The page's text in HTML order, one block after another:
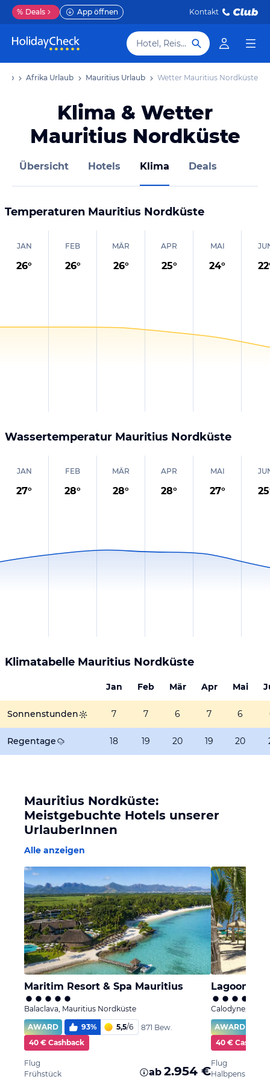
% Deals App öffnen Kontakt
Hotel, Reiseziel
Afrika Urlaub Mauritius Urlaub Wetter Mauritius Nordküste
Klima & Wetter
Mauritius Nordküste
Übersicht Hotels Klima Deals
Temperaturen Mauritius Nordküste
JAN
26°
FEB
26°
MÄR
26°
APR
25°
MAI
24° 22
Wassertemperatur Mauritius Nordküste
JAN
27°
FEB
28°
MÄR
28°
APR
28°
MAI
27° 25
Klimatabelle Mauritius Nordküste
Jan Feb Mär Apr Mai
Sonnenstunden 7 7 6 7 6
Regentage 18 19 20 19 20
Mauritius Nordküste:
Meistgebuchte Hotels unserer
UrlauberInnen
Alle anzeigen
Maritim Resort & Spa Mauritius
Balaclava, Mauritius Nordküste
AWARD
93% 5,5/6
871 Bew.
40 € Cashback
Flug
Frühstück
ab 2.954 €
Lagoon
Calodyne,
AWARD
40 €
Flug
Halbpension